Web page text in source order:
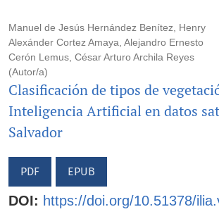
Manuel de Jesús Hernández Benítez, Henry
Alexánder Cortez Amaya, Alejandro Ernesto
Cerón Lemus, César Arturo Archila Reyes
(Autor/a)
Clasificación de tipos de
Inteligencia Artificial en datos
Salvador
PDF EPUB
DOI: https://doi.org/10.51378/